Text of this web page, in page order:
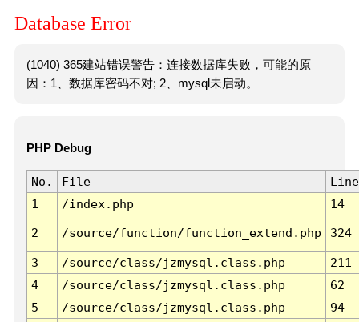
Database Error
(1040) 365建站错误警告：连接数据库失败，可能的原
因：1、数据库密码不对; 2、mysql未启动。
PHP Debug
No. File
Line
1
/index.php 14
2 /source/function/function_extend.php 324
3 /source/class/jzmysql.class.php
211
4
/source/class/jzmysql.class.php
62
5
/source/class/jzmysql.class.php
94